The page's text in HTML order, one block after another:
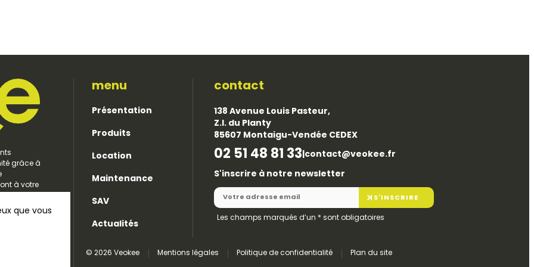
grâce à
à votre
menu
Présentation
Produits
Location
Maintenance
SAV
Actualités
contact
138 Avenue Louis Pasteur,
Z.I. du Planty
85607 Montaigu-Vendée CEDEX
02 51 48 81 33 contact@veokee.fr
S'inscrire à notre newsletter
S'INSCRIRE
Les champs marqués d’un * sont obligatoires
© 2026 Veokee Mentions légales Politique de confidentialité Plan du site
que vous